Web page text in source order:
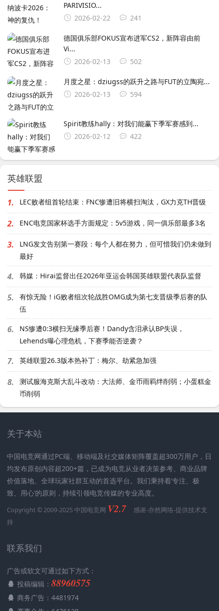
PARIVISIO...
2026-02-22
241
德国俱乐部FOKUS宣布进军CS2，新阵容由前
Vi...
2026-02-13
502
月度之星：dziugss的跃升之路与FUT的立陶宛...
2026-02-13
594
Spirit教练hally：对我们能赢下季军赛感到...
2026-02-12
422
英雄联盟
1. LEC败者组首轮结束：FNC惨遭旧将横扫淘汰，GX力克TH晋级
2. ENC电竞国家杯选手方面规定：5v5游戏，同一俱乐部最多3名
3.
LNG发文告别第一赛段：每个人都在努力，但可惜我们仍未做到
最好
4. 韩媒：Hirai监督出任2026年亚运会韩国英雄联盟代表队监督
5.
有惊无险！iG败者组次轮战胜OMG成为第七支晋级季后赛的队
伍
6.
NS惨遭0:3横扫无缘季后赛！Dandy含泪承认BP失误，
Lehends曝心理危机，下赛季能否逆袭？
7. 英雄联盟26.3版本热补丁：梅尔、劫紧急加强
8.
测试服海克斯大乱斗改动：大法师、金币雨羁绊削弱；小蛋糕金
币削弱
关于本站
中国电竞网通过PC端、移动端及社交媒体矩阵覆盖超300万用户，日
均发布原创内容超200+篇，已成为电竞从业者决策参考、商业品牌
价值落地、全球玩家社群互动的首选平台。我们秉持着’专注、极
致、用心‘的原则，持续引领电竞传媒的专业高度。
Copyright © 2009-2025 中国电竞网 V2.7 感谢-亦然网络-提供技术支
持
联系我们
广告或软文可通过如下方式：
投稿编辑： 88960575
商务广告：4481974